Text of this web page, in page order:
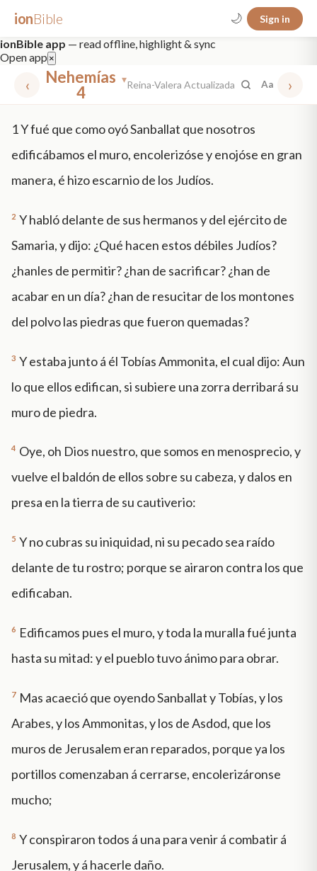
ionBible 🌙 Sign in
ionBible app — read offline, highlight & sync
Open app ×
‹
Nehemías
4
▾Reina-Valera Actualizada Aa ›
mt 5 nt faith "peace that passeth" grace -law
1Y fué que como oyó Sanballat que nosotros
edificábamos el muro, encolerizóse y enojóse en gran
manera, é hizo escarnio de los Judíos.
2 Y habló delante de sus hermanos y del ejército de
Samaria, y dijo: ¿Qué hacen estos débiles Judíos?
¿hanles de permitir? ¿han de sacrificar? ¿han de
acabar en un día? ¿han de resucitar de los montones
del polvo las piedras que fueron quemadas?
3 Y estaba junto á él Tobías Ammonita, el cual dijo: Aun
lo que ellos edifican, si subiere una zorra derribará su
muro de piedra.
4 Oye, oh Dios nuestro, que somos en menosprecio, y
vuelve el baldón de ellos sobre su cabeza, y dalos en
presa en la tierra de su cautiverio:
5 Y no cubras su iniquidad, ni su pecado sea raído
delante de tu rostro; porque se airaron contra los que
edificaban.
6 Edificamos pues el muro, y toda la muralla fué junta
hasta su mitad: y el pueblo tuvo ánimo para obrar.
7 Mas acaeció que oyendo Sanballat y Tobías, y los
Arabes, y los Ammonitas, y los de Asdod, que los
muros de Jerusalem eran reparados, porque ya los
portillos comenzaban á cerrarse, encolerizáronse
mucho;
8 Y conspiraron todos á una para venir á combatir á
Jerusalem, y á hacerle daño.